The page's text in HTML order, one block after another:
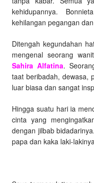
kehidupannya.
kehilangan pegangan
Ditengah kegundahan
mengenal seorang
Sahira Alfatina.
taat beribadah, dewasa,
luar biasa dan sangat
Hingga suatu hari ia
cinta yang
dengan jilbab
papa dan kaka laki-